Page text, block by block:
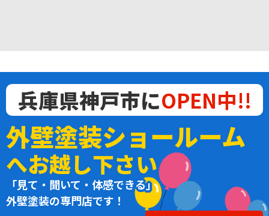
兵庫県神戸市にOPEN中!!
外壁塗装ショールーム
へお越し下さい
「見て・聞いて・体感できる」
外壁塗装の専門店です！